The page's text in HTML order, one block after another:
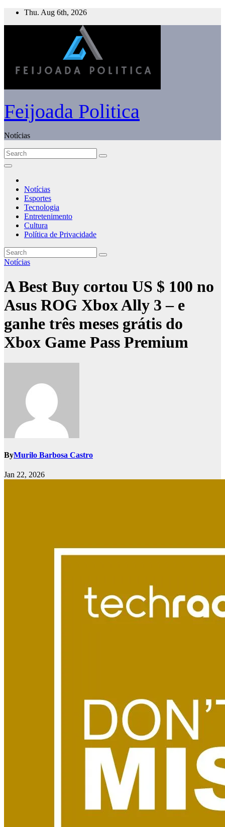
Skip
Thu. Aug 6th, 2026
Feijoada Politica
Notícias
Notícias
Esportes
Tecnologia
Entretenimento
Cultura
Política de Privacidade
Notícias
A Best Buy cortou US $ 100 no
Asus ROG Xbox Ally 3 – e
ganhe três meses grátis do
Xbox Game Pass Premium
ByMurilo Barbosa Castro
Jan 22, 2026